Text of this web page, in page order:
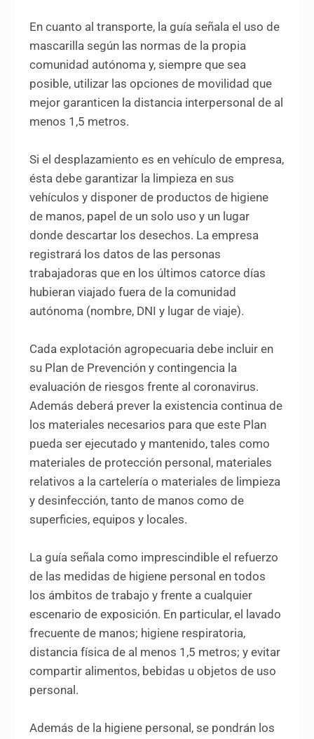
En cuanto al transporte, la guía señala el uso de
mascarilla según las normas de la propia
comunidad autónoma y, siempre que sea
posible, utilizar las opciones de movilidad que
mejor garanticen la distancia interpersonal de al
menos 1,5 metros.
Si el desplazamiento es en vehículo de empresa,
ésta debe garantizar la limpieza en sus
vehículos y disponer de productos de higiene
de manos, papel de un solo uso y un lugar
donde descartar los desechos. La empresa
registrará los datos de las personas
trabajadoras que en los últimos catorce días
hubieran viajado fuera de la comunidad
autónoma (nombre, DNI y lugar de viaje).
Cada explotación agropecuaria debe incluir en
su Plan de Prevención y contingencia la
evaluación de riesgos frente al coronavirus.
Además deberá prever la existencia continua de
los materiales necesarios para que este Plan
pueda ser ejecutado y mantenido, tales como
materiales de protección personal, materiales
relativos a la cartelería o materiales de limpieza
y desinfección, tanto de manos como de
superficies, equipos y locales.
La guía señala como imprescindible el refuerzo
de las medidas de higiene personal en todos
los ámbitos de trabajo y frente a cualquier
escenario de exposición. En particular, el lavado
frecuente de manos; higiene respiratoria,
distancia física de al menos 1,5 metros; y evitar
compartir alimentos, bebidas u objetos de uso
personal.
Además de la higiene personal, se pondrán los